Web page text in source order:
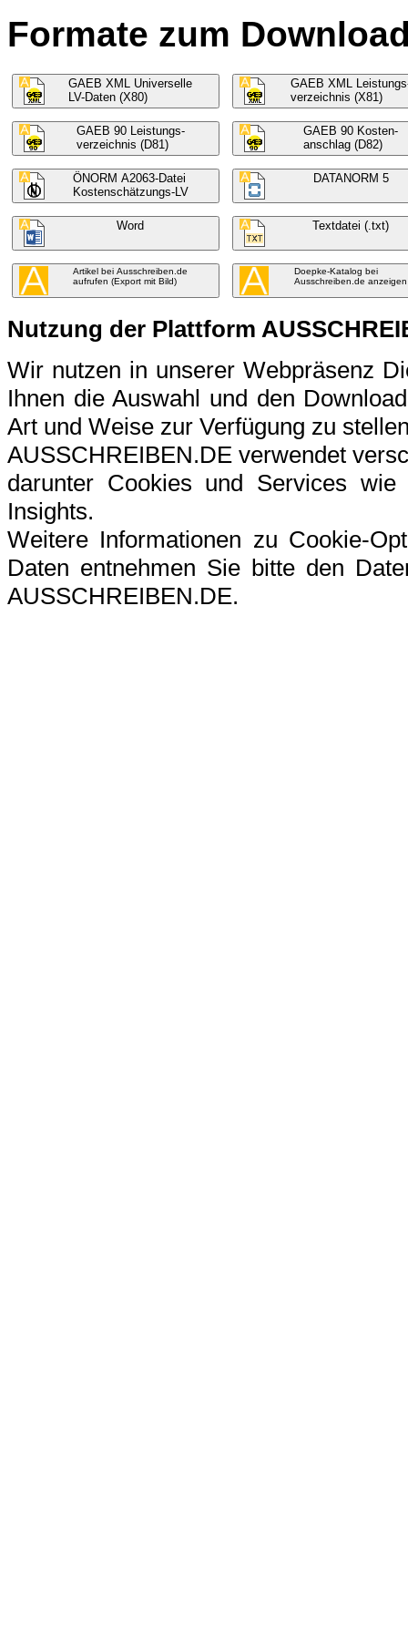
Formate zum
GAEB XML Universelle
LV-Daten (X80)
GAEB XML
verzeichnis (X81)
GAEB 90 Leistungs-
verzeichnis (D81)
GAEB 90 Kosten-
anschlag (D82)
ÖNORM A2063-Datei
Kostenschätzungs-LV
DATANORM 5
Word Textdatei (.txt)
Artikel bei Ausschreiben.de
aufrufen (Export mit Bild)
Doepke-Katalog bei
Ausschreiben.de anzeigen
Nutzung der Plattform
Wir nutzen in unserer Webpräsenz
Ihnen die Auswahl und den
Art und Weise zur Verfügung zu
AUSSCHREIBEN.DE verwendet
darunter Cookies und Services
Insights.
Weitere Informationen zu Cookie-
Daten entnehmen Sie bitte den
AUSSCHREIBEN.DE.